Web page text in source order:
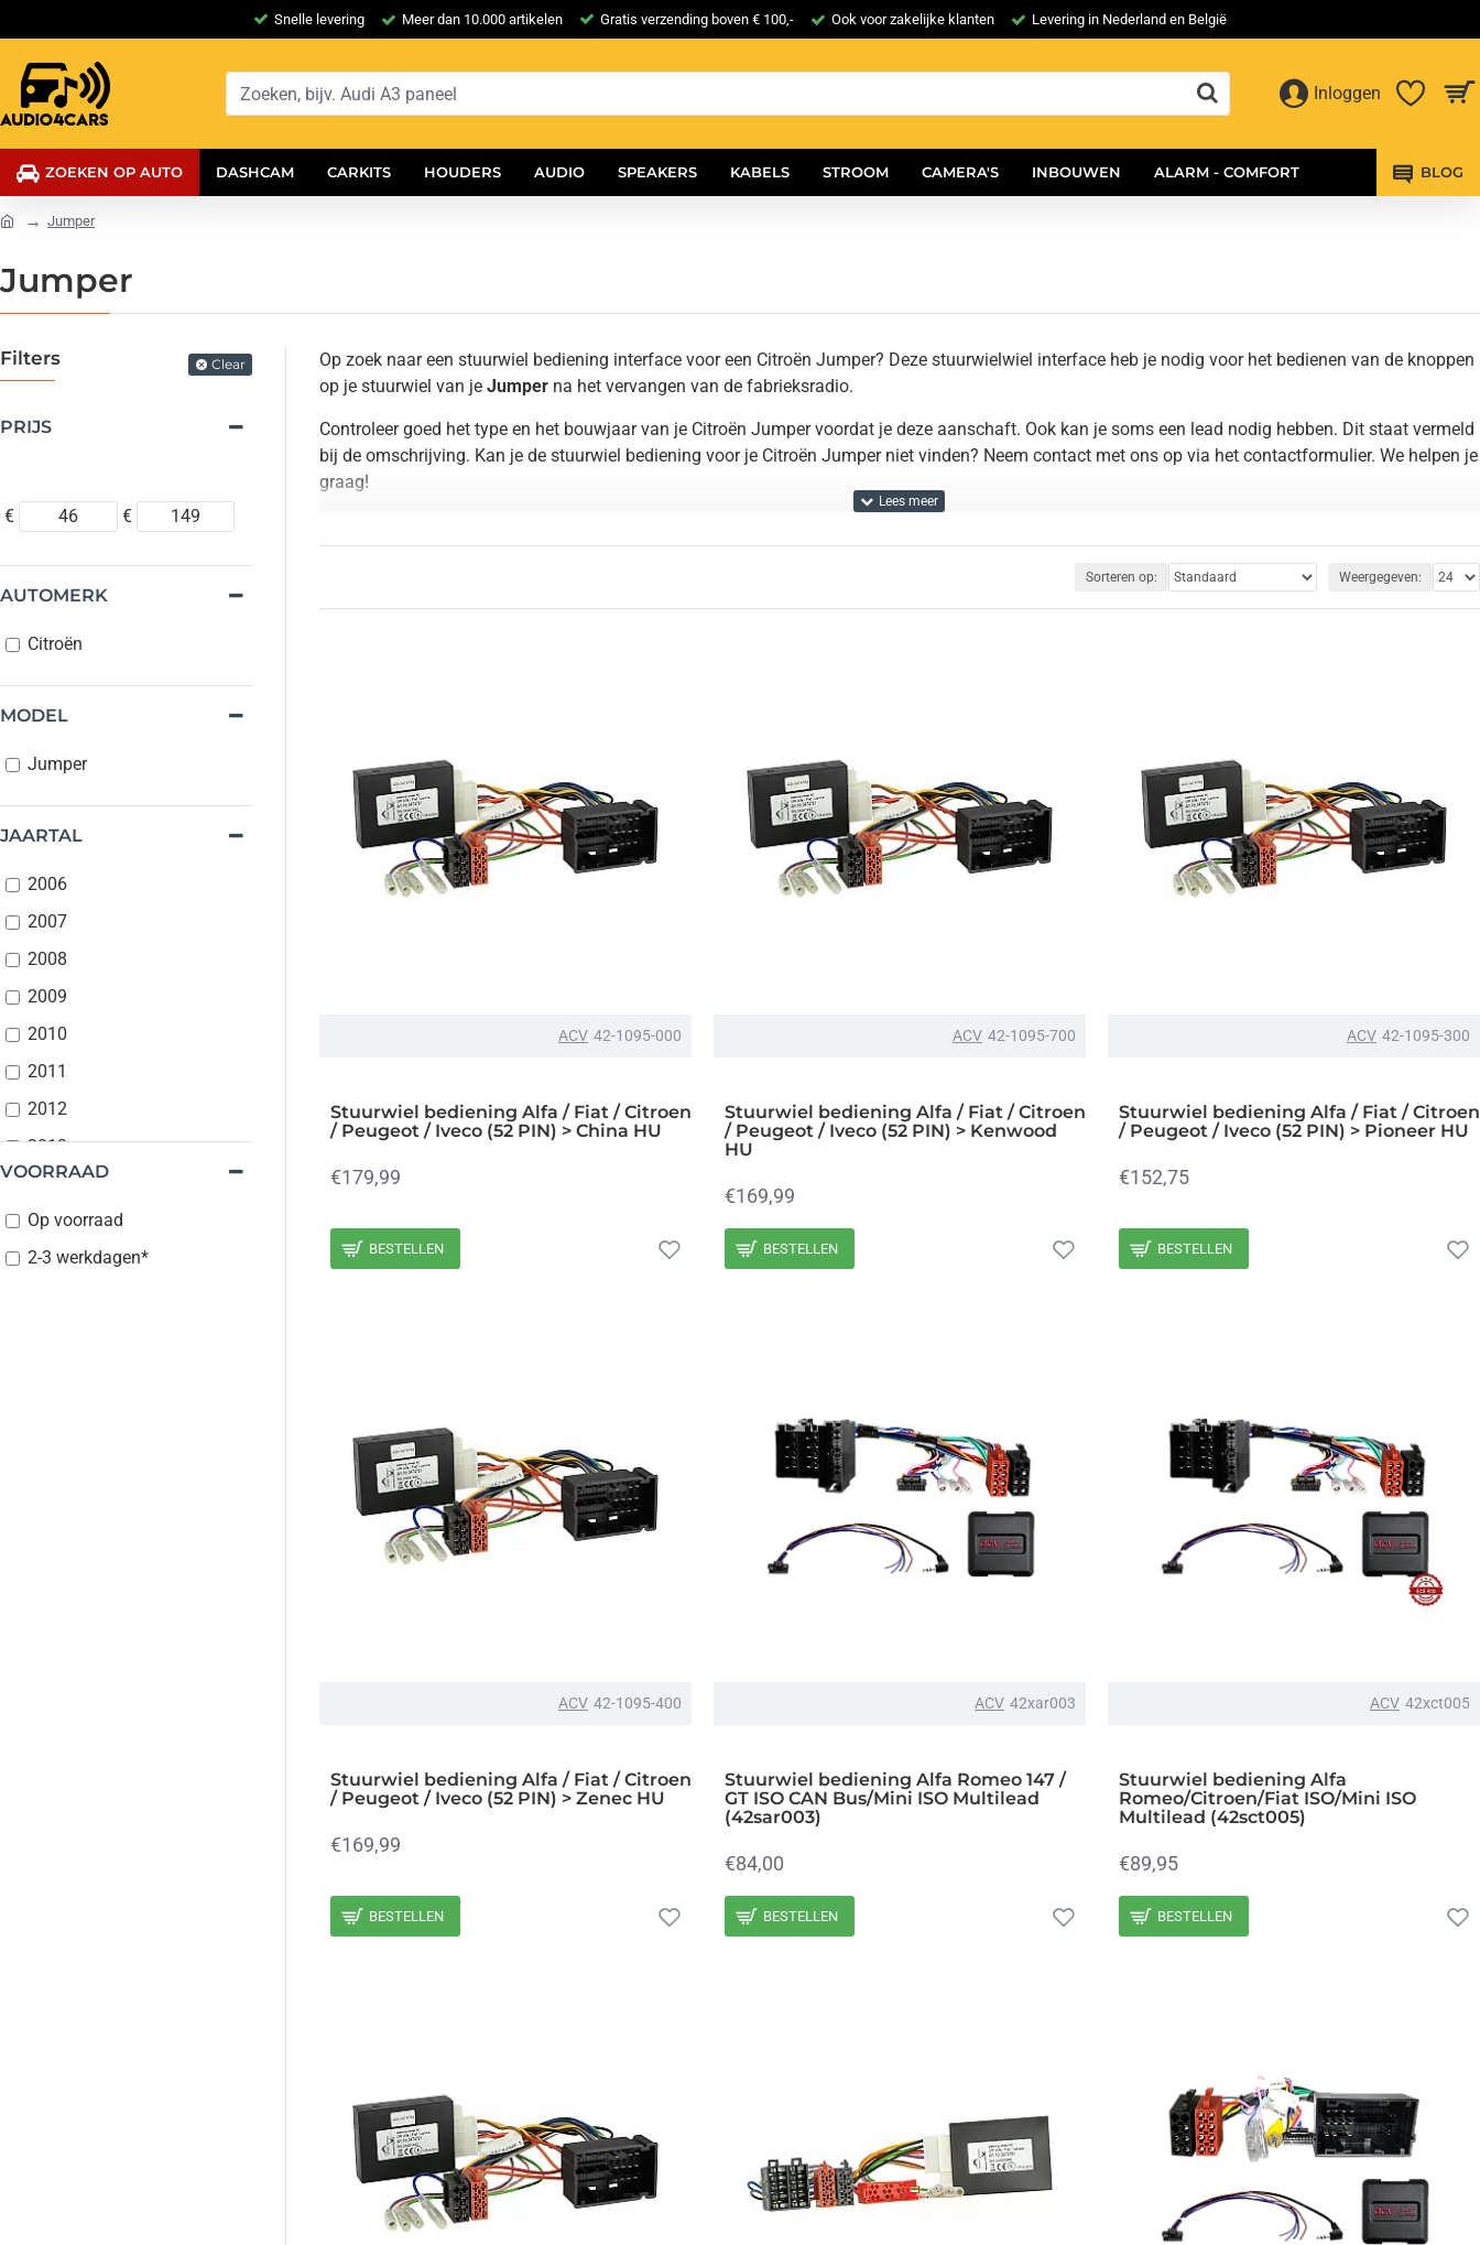
Snelle levering Meer dan 10.000 artikelen Gratis verzending boven € 100,- Ook voor zakelijke klanten Levering in Nederland en België
Inloggen
ZOEKEN OP AUTO DASHCAM CARKITS HOUDERS AUDIO SPEAKERS KABELS STROOM CAMERA'S INBOUWEN ALARM - COMFORT BLOG
Jumper
Jumper
Filters Clear
PRIJS
€ €
JAARTAL
2006
2007
2008
2009
2010
2011
2012
2013
2014
2015
2016
AUTOMERK
Citroën
MODEL
Jumper
VOORRAAD
Op voorraad
2-3 werkdagen*
Op zoek naar een stuurwiel bediening interface voor een Citroën Jumper? Deze stuurwielwiel interface heb je nodig voor het bedienen van de knoppen
op je stuurwiel van je Jumper na het vervangen van de fabrieksradio.
Controleer goed het type en het bouwjaar van je Citroën Jumper voordat je deze aanschaft. Ook kan je soms een lead nodig hebben. Dit staat vermeld
bij de omschrijving. Kan je de stuurwiel bediening voor je Citroën Jumper niet vinden? Neem contact met ons op via het contactformulier. We helpen je
graag!
Sorteren op: Weergegeven:
ACV 42-1095-000
Stuurwiel bediening Alfa / Fiat / Citroen
/ Peugeot / Iveco (52 PIN) > China HU
€179,99
BESTELLEN
ACV 42-1095-700
Stuurwiel bediening Alfa / Fiat / Citroen
/ Peugeot / Iveco (52 PIN) > Kenwood
HU
€169,99
BESTELLEN
ACV 42-1095-300
Stuurwiel bediening Alfa / Fiat / Citroen
/ Peugeot / Iveco (52 PIN) > Pioneer HU
€152,75
BESTELLEN
ACV 42-1095-400
Stuurwiel bediening Alfa / Fiat / Citroen
/ Peugeot / Iveco (52 PIN) > Zenec HU
€169,99
BESTELLEN
ACV 42xar003
Stuurwiel bediening Alfa Romeo 147 /
GT ISO CAN Bus/Mini ISO Multilead
(42sar003)
€84,00
BESTELLEN
ACV 42xct005
Stuurwiel bediening Alfa
Romeo/Citroen/Fiat ISO/Mini ISO
Multilead (42sct005)
€89,95
BESTELLEN